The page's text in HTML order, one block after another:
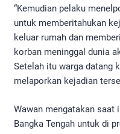
“Kemudian pelaku
untuk memberitahukan
keluar rumah dan
korban meninggal dunia
Setelah itu warga datang
melaporkan kejadian
Wawan mengatakan saat
Bangka Tengah untuk di